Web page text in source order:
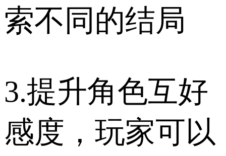
索不同的结局
3.提升角色互好
感度，玩家可以